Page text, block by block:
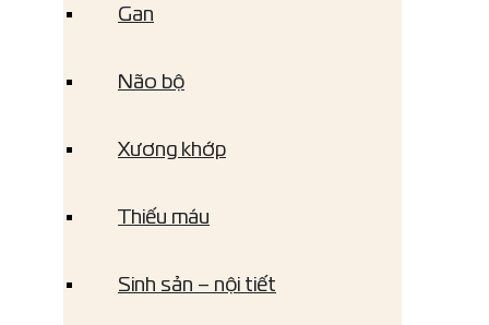
Gan
Não bộ
Xương khớp
Thiếu máu
Sinh sản – nội tiết